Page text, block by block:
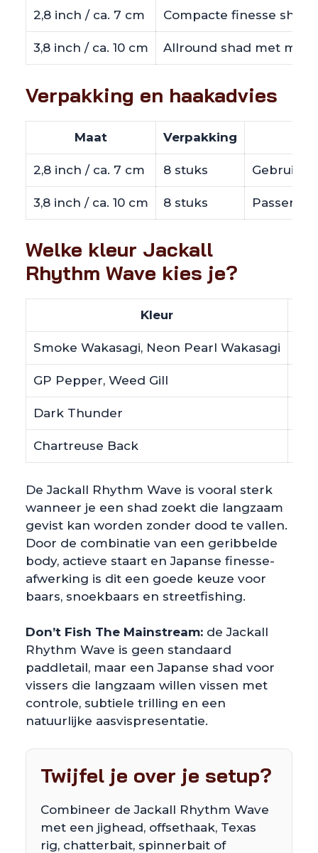
2,8 inch / ca. 7 cm Compacte finesse shad
3,8 inch / ca. 10 cm Allround shad met
Verpakking en haakadvies
Maat Verpakking
2,8 inch / ca. 7 cm 8 stuks Gebruik
3,8 inch / ca. 10 cm 8 stuks
Welke kleur Jackall
Rhythm Wave kies je?
Kleur
Smoke Wakasagi, Neon Pearl Wakasagi
GP Pepper, Weed Gill
Dark Thunder
Chartreuse Back
De Jackall Rhythm Wave is vooral sterk
wanneer je een shad zoekt die langzaam
gevist kan worden zonder dood te vallen.
Door de combinatie van een geribbelde
body, actieve staart en Japanse finesse-
afwerking is dit een goede keuze voor
baars, snoekbaars en streetfishing.
Don’t Fish The Mainstream: de Jackall
Rhythm Wave is geen standaard
paddletail, maar een Japanse shad voor
vissers die langzaam willen vissen met
controle, subtiele trilling en een
natuurlijke aasvispresentatie.
Twijfel je over je setup?
Combineer de Jackall Rhythm Wave
met een jighead, offsethaak, Texas
rig, chatterbait, spinnerbait of